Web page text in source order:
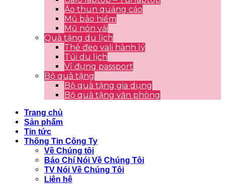
Áo thun quảng cáo
Mũ bảo hiểm
Mũ nón vải
Quà tặng du lịch
Thẻ đeo vali hành lý
Túi du lịch
Ví đựng passport
Bộ quà tặng
Bộ quà tặng gia dụng
Bộ quà tặng văn phòng
Trang chủ
Sản phẩm
Tin tức
Thông Tin Công Ty
Về Chúng tôi
Báo Chí Nói Về Chúng Tôi
TV Nói Về Chúng Tôi
Liên hệ